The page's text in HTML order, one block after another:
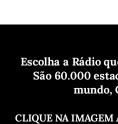
Escolha a Rádio
São 60.000
mundo,
CLIQUE NA IMAGEM